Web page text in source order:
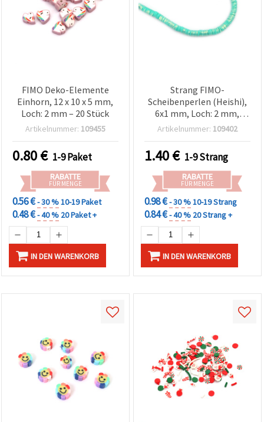
FIMO Deko-Elemente
Einhorn, 12 x 10 x 5 mm,
Loch: 2 mm – 20 Stück
Artikelnummer: 109455
0.80€ 1-9 Paket
RABATTE
FÜR MENGE
0.56 €- 30 %10-19 Paket
0.48 €- 40 % 20 Paket +
IN DEN WARENKORB
Strang FIMO-
Scheibenperlen (Heishi),
6x1 mm, Loch: 2 mm,
Türkis mit goldfarbenem
für Schmuckherstellung &
Basteln
Artikelnummer: 109402
1.40€ 1-9 Strang
RABATTE
FÜR MENGE
0.98 €- 30 %10-19 Strang
0.84 €- 40 % 20 Strang +
IN DEN WARENKORB